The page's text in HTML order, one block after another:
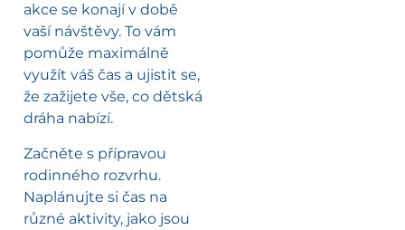
akce se konají v době
vaší návštěvy. To vám
pomůže maximálně
využít váš čas a ujistit se,
že zažijete vše, co dětská
dráha nabízí.
Začněte s přípravou
rodinného rozvrhu.
Naplánujte si čas na
různé aktivity, jako jsou